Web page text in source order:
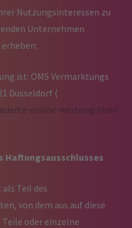
Nutzungsinteressen zu
Unternehmen
ist: OMS Vermarktungs
Düsseldorf (
online-werbung.html
Haftungsausschlusses
Teil des
von dem aus auf diese
Teile oder einzelne